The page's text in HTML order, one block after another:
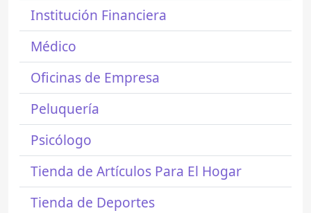
Institución Financiera
Médico
Oficinas de Empresa
Peluquería
Psicólogo
Tienda de Artículos Para El Hogar
Tienda de Deportes